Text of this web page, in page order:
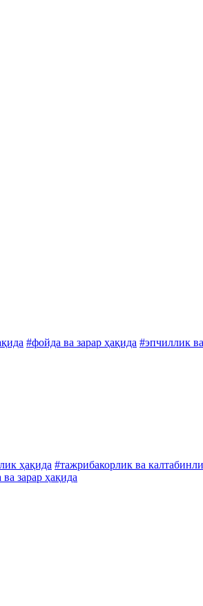
#фойда ва зарар ҳақида #эпчиллик
ҳақида #тажрибакорлик ва
зарар ҳақида